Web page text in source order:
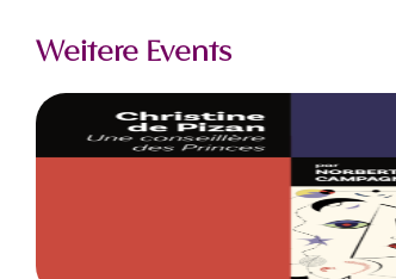
Weitere Events